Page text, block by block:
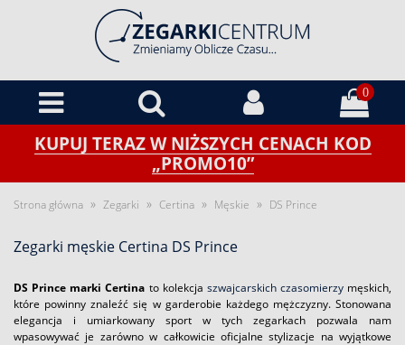
0
KUPUJ TERAZ W NIŻSZYCH CENACH KOD
„PROMO10”
Strona główna » Zegarki » Certina » Męskie » DS Prince
Zegarki męskie Certina DS Prince
DS Prince marki Certina to kolekcja szwajcarskich czasomierzymęskich,
które powinny znaleźć się w garderobie każdego mężczyzny. Stonowana
elegancja i umiarkowany sport w tych zegarkach pozwala nam
wpasowywać je zarówno w całkowicie oficjalne stylizacje na wyjątkowe